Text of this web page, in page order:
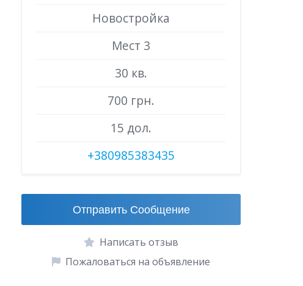
Новостройка
Мест 3
30 кв.
700 грн.
15 дол.
+380985383435
Отправить Сообщение
Написать отзыв
Пожаловаться на объявление